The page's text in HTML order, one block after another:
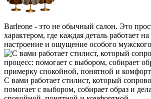
Barleone - это не обычный салон. Это
характером, где каждая деталь работает
настроение и ощущение особого
С вами работает стилист, который
помогает с выбором, собирает образ и